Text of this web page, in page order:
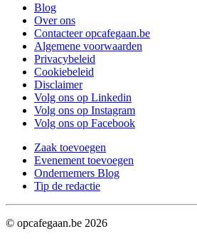
Blog
Over ons
Contacteer opcafegaan.be
Algemene voorwaarden
Privacybeleid
Cookiebeleid
Disclaimer
Volg ons op Linkedin
Volg ons op Instagram
Volg ons op Facebook
Zaak toevoegen
Evenement toevoegen
Ondernemers Blog
Tip de redactie
© opcafegaan.be 2026